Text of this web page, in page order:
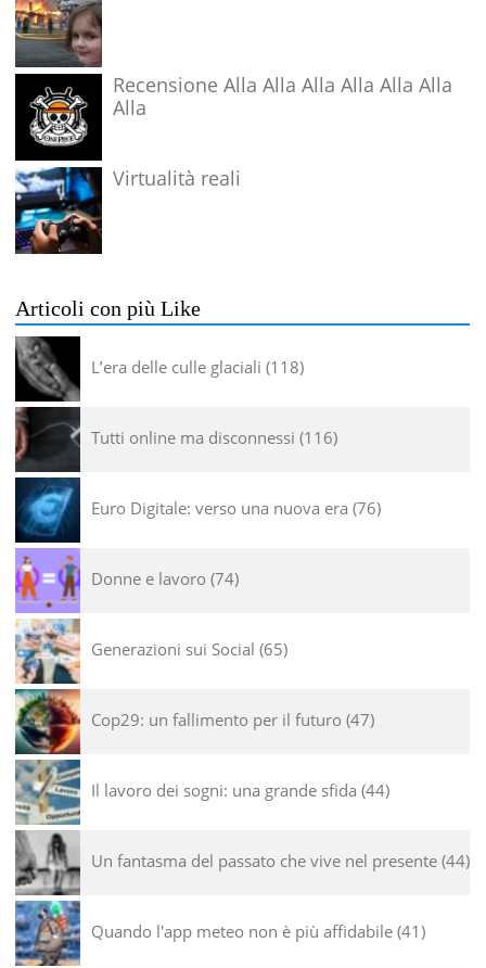
Recensione Alla Alla Alla Alla Alla Alla
Alla
Virtualità reali
Articoli con più Like
L’era delle culle glaciali 118
Tutti online ma disconnessi 116
Euro Digitale: verso una nuova era 76
Donne e lavoro 74
Generazioni sui Social 65
Cop29: un fallimento per il futuro 47
Il lavoro dei sogni: una grande sfida 44
Un fantasma del passato che vive nel presente 44
Quando l'app meteo non è più affidabile 41